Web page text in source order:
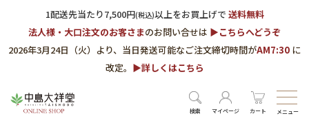
1配送先当たり7,500円(税込)以上をお買上げで 送料無料
法人様・大口注文のお客さまのお問い合せは ▶︎こちらへどうぞ
2026年3月24日（火）より、当日発送可能なご注文締切時間がAM7:30 に
改定。 ▶︎詳しくはこちら
検索 マイページ カート メニュー